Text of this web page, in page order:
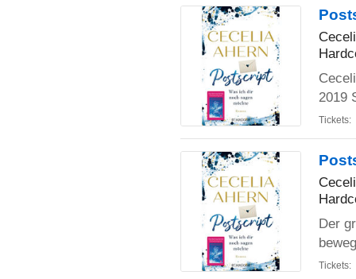
2019
Tickets:
Der
Tickets: